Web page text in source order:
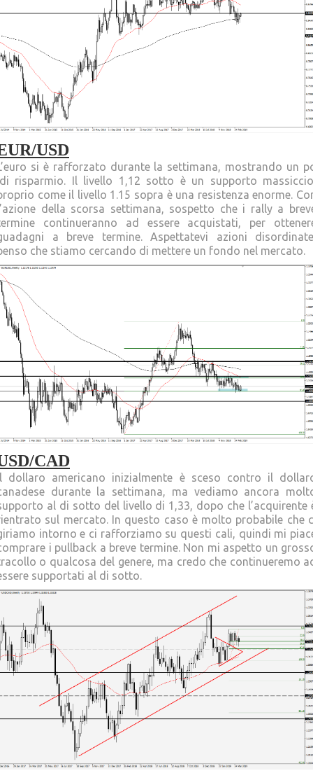
USD
si è rafforzato durante la settimana, mostrando un
risparmio. Il livello 1,12 sotto è un supporto
come il livello 1.15 sopra è una resistenza enorme.
della scorsa settimana, sospetto che i rally a
continueranno ad essere acquistati, per
a breve termine. Aspettatevi azioni
che stiamo cercando di mettere un fondo nel mercato.
CAD
dollaro americano inizialmente è sceso contro il
durante la settimana, ma vediamo ancora
al di sotto del livello di 1,33, dopo che l’acquirente
sul mercato. In questo caso è molto probabile che
intorno e ci rafforziamo su questi cali, quindi mi
i pullback a breve termine. Non mi aspetto un
o qualcosa del genere, ma credo che continueremo
supportati al di sotto.